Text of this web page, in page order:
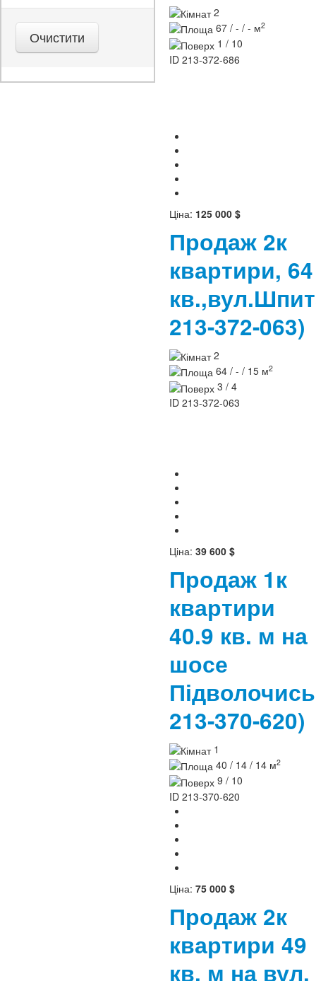
2
67 / - / - м2
1 / 10
ID 213-372-686
Ціна: 125 000 $
Продаж 2к
квартири, 64
213-372-063)
2
64 / - / 15 м2
3 / 4
ID 213-372-063
Ціна: 39 600 $
Продаж 1к
квартири
40.9 кв. м на
шосе
213-370-620)
1
40 / 14 / 14 м2
9 / 10
ID 213-370-620
Ціна: 75 000 $
Продаж 2к
квартири 49
кв. м на вул.